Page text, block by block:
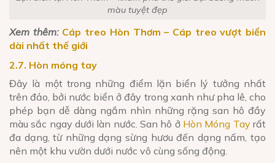
màu tuyệt đẹp
Xem thêm: Cáp treo Hòn Thơm – Cáp treo vượt biển
dài nhất thế giới
2.7. Hòn móng tay
Đây là một trong những điểm lặn biển lý tưởng nhất
trên đảo, bởi nước biển ở đây trong xanh như pha lê, cho
phép bạn dễ dàng ngắm nhìn những rặng san hô đầy
màu sắc ngay dưới làn nước. San hô ở Hòn Móng Tayrất
đa dạng, từ những dạng sừng hươu đến dạng nấm, tạo
nên một khu vườn dưới nước vô cùng sống động.